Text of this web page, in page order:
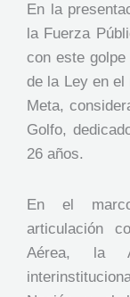
En la
la Fuerza
con este
de la Ley en el
Meta,
Golfo,
26 años.
En el
articulación
Aérea, la